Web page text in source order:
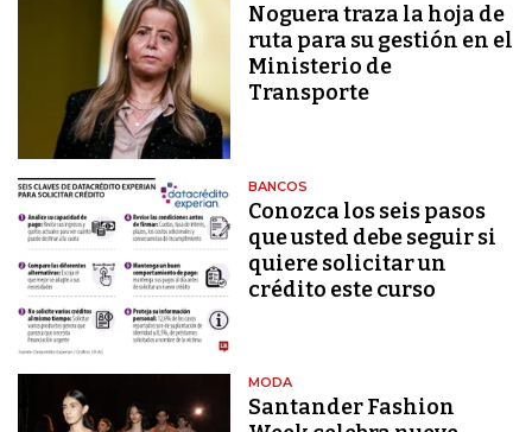
Noguera traza la hoja de
ruta para su gestión en el
Ministerio de
Transporte
BANCOS
Conozca los seis pasos
que usted debe seguir si
quiere solicitar un
crédito este curso
MODA
Santander Fashion